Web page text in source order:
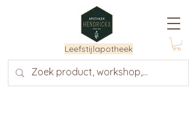
Leefstijlapotheek